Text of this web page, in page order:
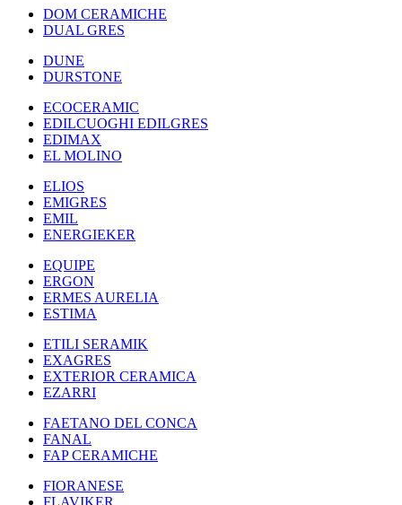
DOM CERAMICHE
DUAL GRES
DUNE
DURSTONE
ECOCERAMIC
EDILCUOGHI EDILGRES
EDIMAX
EL MOLINO
ELIOS
EMIGRES
EMIL
ENERGIEKER
EQUIPE
ERGON
ERMES AURELIA
ESTIMA
ETILI SERAMIK
EXAGRES
EXTERIOR CERAMICA
EZARRI
FAETANO DEL CONCA
FANAL
FAP CERAMICHE
FIORANESE
FLAVIKER